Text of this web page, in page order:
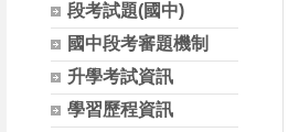
段考試題(國中)
國中段考審題機制
升學考試資訊
學習歷程資訊